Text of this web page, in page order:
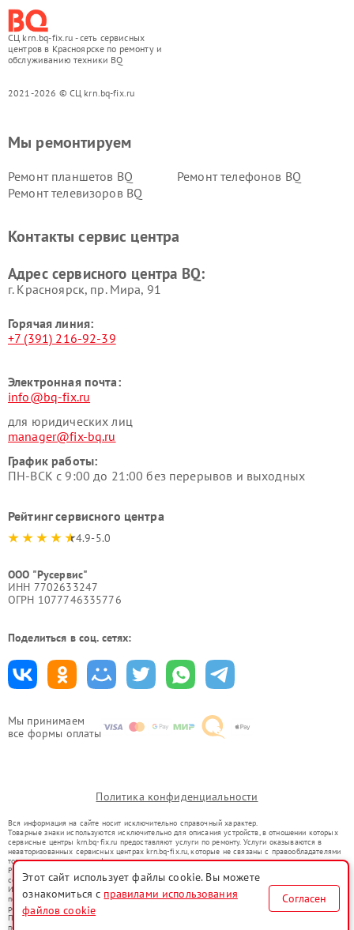
СЦ krn.bq-fix.ru - сеть сервисных
центров в Красноярске по ремонту и
обслуживанию техники BQ
2021-2026 © СЦ krn.bq-fix.ru
Мы принимаем
все формы оплаты
Мы ремонтируем
Ремонт планшетов BQ
Ремонт телефонов BQ
Ремонт телевизоров BQ
Контакты сервис центра
Адрес сервисного центра BQ:
г. Красноярск, ​пр. Мира, 91
Горячая линия:
+7 (391) 216-92-39
Электронная почта:
info@bq-fix.ru
для юридических лиц
manager@fix-bq.ru
График работы:
ПН-ВСК с 9:00 до 21:00 без перерывов и выходных
Рейтинг сервисного центра
4.9-5.0
ООО "Русервис"
ИНН 7702633247
ОГРН 1077746335776
Поделиться в соц. сетях:
Политика конфиденциальности
Вся информация на сайте носит исключительно справочный характер.
Товарные знаки используются исключительно для описания устройств, в отношении которых
сервисные центры krn.bq-fix.ru предоставляют услуги по ремонту. Услуги оказываются в
неавторизованных сервисных центрах krn.bq-fix.ru, которые не связаны с правообладателями
товарных знаков или их официальными представителями.
Ремонт осуществляется для устройств, уже введенных в гражданский оборот в соответствии
со статьей 1487 ГК РФ.
Использование товарных знаков не преследует цели индивидуализации услуг или введения
потребителей в заблуждение, а служит для информирования о предоставляемых услугах по
ремонту техники указанных брендов.
Представленная на сайте информация не является публичной офертой, определяемой
положениями Статьи 437(2) Гражданского кодекса РФ
Этот сайт использует файлы cookie. Вы можете
ознакомиться с правилами использования
файлов cookie
Согласен